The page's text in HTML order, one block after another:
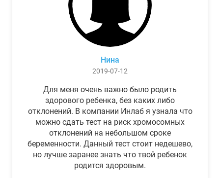
Нина
2019-07-12
Для меня очень важно было родить
здорового ребенка, без каких либо
отклонений. В компании Инлаб я узнала что
можно сдать тест на риск хромосомных
отклонений на небольшом сроке
беременности. Данный тест стоит недешево,
но лучше заранее знать что твой ребенок
родится здоровым.